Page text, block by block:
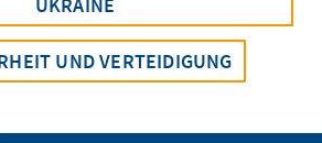
UND VERTEIDIGUNG